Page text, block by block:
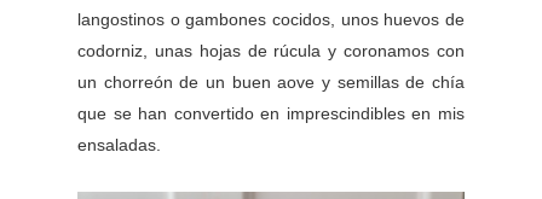
langostinos o gambones cocidos, unos huevos de
codorniz, unas hojas de rúcula y coronamos con
un chorreón de un buen aove y semillas de chía
que se han convertido en imprescindibles en mis
ensaladas.